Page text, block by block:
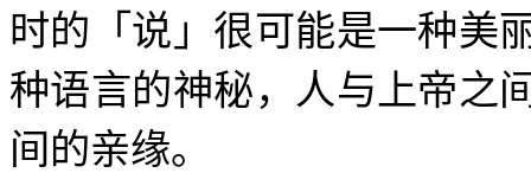
时的「说」很可能是一种美
种语言的神秘，人与上帝之
间的亲缘。